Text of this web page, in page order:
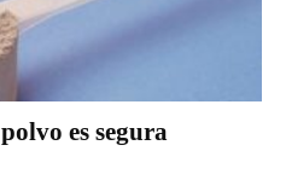
es segura